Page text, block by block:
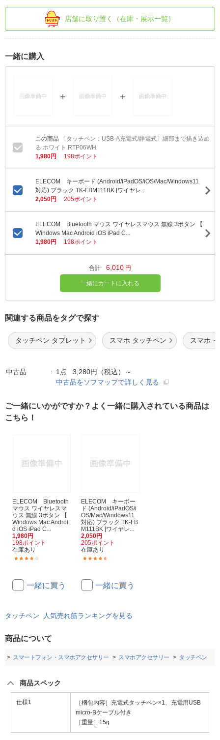
店舗に取り置く（在庫・展示一覧）
一緒に購入
〔タッチペン：USB-A充電式/静電式〕細部まで描き込め
る ホワイト RTP06WH
1,980円
198ポイント
ELECOM キーボード (Android/iPadOS/iOS/Mac/Windows11
対応) ブラック TK-FBM111BK [ワイヤレ...
2,050円
205ポイント
ELECOM Bluetooth マウス ワイヤレスマウス 無線 3ボタン 【
Windows Mac Android iOS iPad C...
1,980円
198ポイント
合計 6,010 円
一緒にカートに入れる
関連する商品をタグで探す
タッチペン タブレット スマホ タッチペン スマホ
中古品
1点 3,280円（税込）～
中古品をソフマップで詳しく見る
ご一緒にいかがですか？よく一緒に購入されている商品は
こちら！
ELECOM Bluetooth
マウス ワイヤレスマ
ウス 無線 3ボタン 【
Windows Mac Androi
d iOS iPad C...
1,980円
198ポイント
在庫あり
一緒に買う
ELECOM キーボー
ド (Android/iPadOS/i
OS/Mac/Windows11
対応) ブラック TK-FB
M111BK [ワイヤレ...
2,050円
205ポイント
在庫あり
一緒に買う
タッチペン 人気売れ筋ランキングを見る
商品について
スマートフォン・スマホアクセサリー スマホアクセサリー タッチペン
商品スペック
仕様1
［梱包内容］充電式タッチペン×1、充電用USB
micro-Bケーブル付き
［重量］15g